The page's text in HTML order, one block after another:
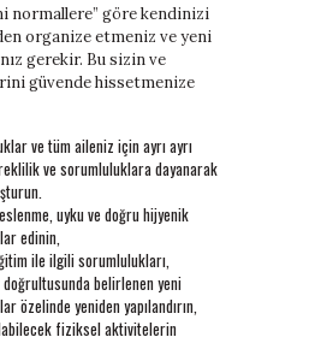
normallere” göre kendinizi
organize etmeniz ve yeni
gerekir. Bu sizin ve
güvende hissetmenize
ve tüm aileniz için ayrı ayrı
ve sorumluluklara dayanarak
uyku ve doğru hijyenik
edinin,
ile ilgili sorumlulukları,
belirlenen yeni
özelinde yeniden yapılandırın,
fiziksel aktivitelerin